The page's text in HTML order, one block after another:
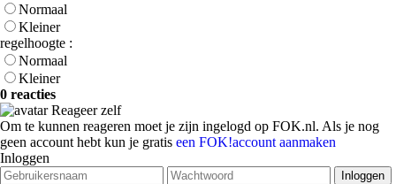
Normaal
Kleiner
regelhoogte :
Normaal
Kleiner
0 reacties
Reageer zelf
Om te kunnen reageren moet je zijn ingelogd op FOK.nl. Als je nog
geen account hebt kun je gratis een FOK!account aanmaken
Inloggen